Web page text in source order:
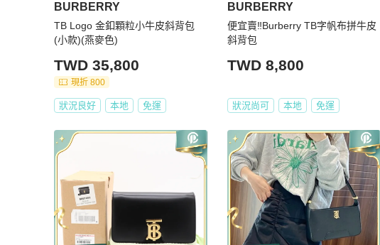
BURBERRY
TB Logo 金釦顆粒小牛皮斜背包
(小款)(燕麥色)
TWD 35,800
現折 800
狀況良好 本地 免運
BURBERRY
便宜賣‼️Burberry TB字帆布拼牛皮
斜背包
TWD 8,800
狀況尚可 本地 免運